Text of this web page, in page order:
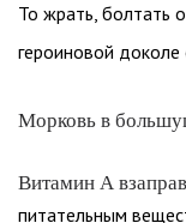
То жрать, болтать
героиновой
Морковь в
Витамин А
питательным